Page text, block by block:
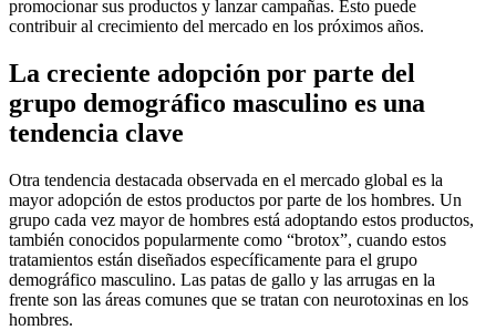
promocionar sus productos y lanzar campañas. Esto puede
contribuir al crecimiento del mercado en los próximos años.
La creciente adopción por parte del
grupo demográfico masculino es una
tendencia clave
Otra tendencia destacada observada en el mercado global es la
mayor adopción de estos productos por parte de los hombres. Un
grupo cada vez mayor de hombres está adoptando estos productos,
también conocidos popularmente como “brotox”, cuando estos
tratamientos están diseñados específicamente para el grupo
demográfico masculino. Las patas de gallo y las arrugas en la
frente son las áreas comunes que se tratan con neurotoxinas en los
hombres.